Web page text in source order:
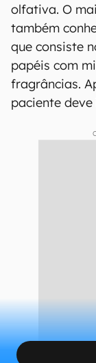
olfativa. O
também
que consiste
papéis com
fragrâncias.
paciente